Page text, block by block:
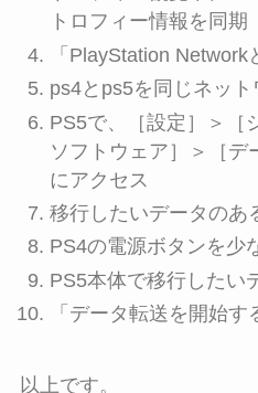
トロフィー情報を同期
「PlayStation
ps4とps5を同じネッ
PS5で、［設定］＞［
ソフトウェア］＞［デ
にアクセス
移行したいデータのあ
PS4の電源ボタンを少
PS5本体で移行したい
「データ転送を開始す
以上です。